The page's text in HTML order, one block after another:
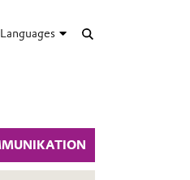
Languages